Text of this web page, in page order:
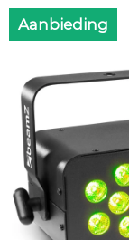
Aanbieding